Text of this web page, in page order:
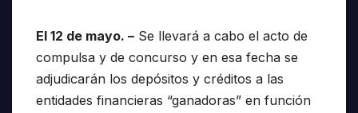
El 12 de mayo. – Se llevará a cabo el acto de
compulsa y de concurso y en esa fecha se
adjudicarán los depósitos y créditos a las
entidades financieras “ganadoras” en función